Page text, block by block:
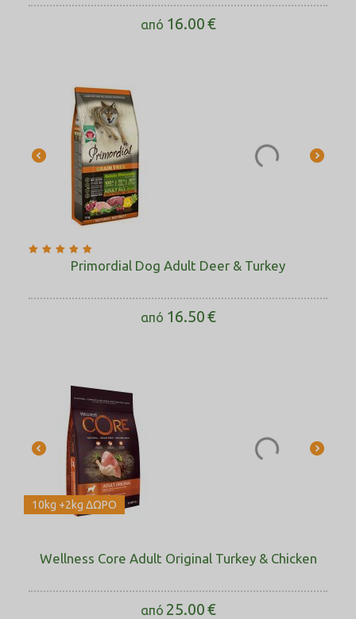
από 16.00€
Primordial Dog Adult Deer & Turkey
από 16.50€
10kg +2kg ΔΩΡΟ
Wellness Core Adult Original Turkey & Chicken
από 25.00€